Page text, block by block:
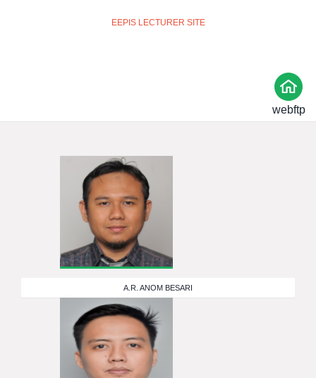
EEPIS LECTURER SITE
webftp
A.R. ANOM BESARI